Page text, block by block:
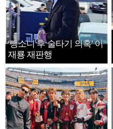
‘뺑소니 후 술타기 의혹’ 이
재룡 재판행